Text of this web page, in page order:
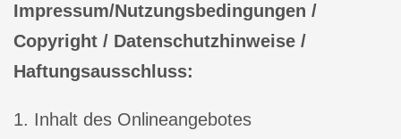
Impressum/Nutzungsbedingungen /
Copyright / Datenschutzhinweise /
Haftungsausschluss:
1. Inhalt des Onlineangebotes